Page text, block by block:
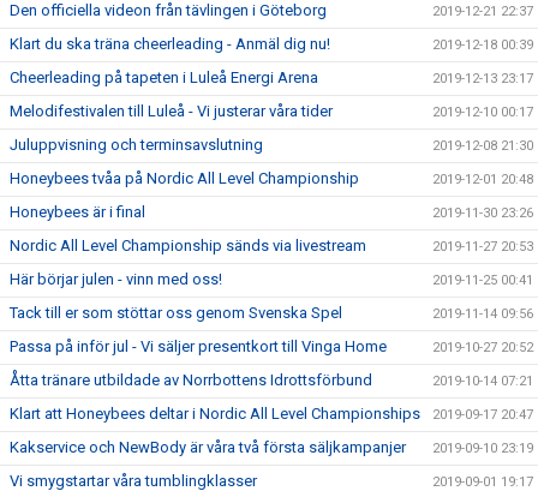
Den officiella videon från tävlingen i Göteborg 2019-12-21 22:37
Klart du ska träna cheerleading - Anmäl dig nu! 2019-12-18 00:39
Cheerleading på tapeten i Luleå Energi Arena 2019-12-13 23:17
Melodifestivalen till Luleå - Vi justerar våra tider 2019-12-10 00:17
Juluppvisning och terminsavslutning 2019-12-08 21:30
Honeybees tvåa på Nordic All Level Championship 2019-12-01 20:48
Honeybees är i final 2019-11-30 23:26
Nordic All Level Championship sänds via livestream 2019-11-27 20:53
Här börjar julen - vinn med oss! 2019-11-25 00:41
Tack till er som stöttar oss genom Svenska Spel 2019-11-14 09:56
Passa på inför jul - Vi säljer presentkort till Vinga Home 2019-10-27 20:52
Åtta tränare utbildade av Norrbottens Idrottsförbund 2019-10-14 07:21
Klart att Honeybees deltar i Nordic All Level Championships 2019-09-17 20:47
Kakservice och NewBody är våra två första säljkampanjer 2019-09-10 23:19
Vi smygstartar våra tumblingklasser 2019-09-01 19:17